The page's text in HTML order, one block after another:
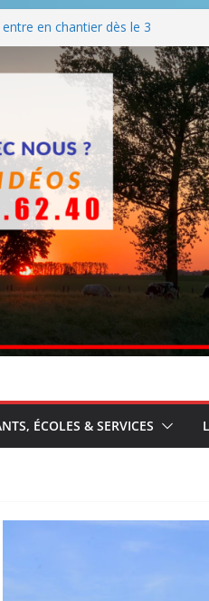
en chantier dès le 3
ÉCOLES & SERVICES